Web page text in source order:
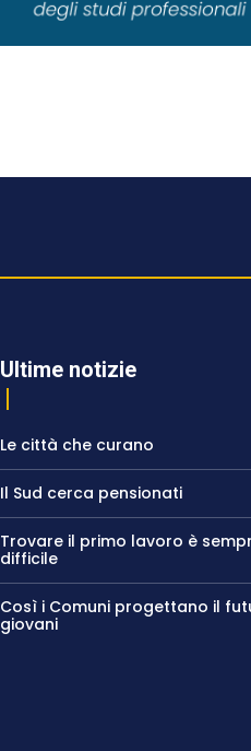
Ultime notizie
Le città che curano
Il Sud cerca pensionati
Trovare il primo lavoro è
difficile
Così i Comuni progettano il
giovani